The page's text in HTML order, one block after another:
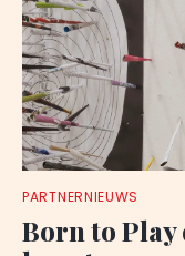
PARTNERNIEUWS
Born to Play